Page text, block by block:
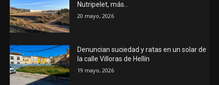
Nutripelet, más…
20 mayo, 2026
Denuncian suciedad y ratas en un solar de
la calle Villoras de Hellín
19 mayo, 2026